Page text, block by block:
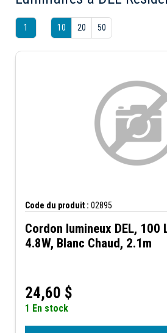
1 10 20 50
Code du produit : 02895
Cordon lumineux DEL, 100
4.8W, Blanc Chaud, 2.1m
24,60 $
1 En stock